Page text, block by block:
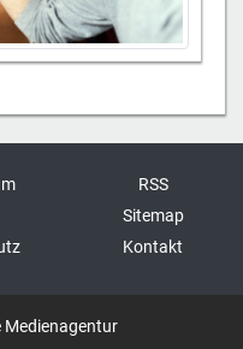
RSS
Sitemap
Kontakt